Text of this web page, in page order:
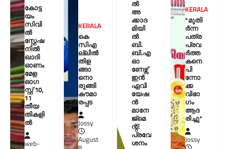
കോട്ട
യം
സിവി
ൽ
സ്റ്റേഷ
നിൽ
ഖാദി
ഓണം
മേള
ഓഗ
സ്റ്റ് 10,
11
തീയ
തികളി
ല്‍
web-
KERALA
കെ
സിഎ
ല്ലിൽ
തിള
ങ്ങാ
നൊ
രുങ്ങി
കൗമാ
രപ്പട
Jossy
August
ൽ
അ
ക്കാദ
മിയി
ൽ
ബി.
ബി.എ
ഓ
ണേഴ്സ്
ഇൻ
ഏവി
യേഷ
ൻ
മാനേ
ജ്മെ
ന്റ്:
പ്രവേ
ശനം
KERALA
*മുതി
ർന്ന
പത്ര
പ്രവ
ർത്ത
കനെ
പി
ന്നോ
ക്ക
വിഭാ
ഗം
ആദ
രിച്ചു*
Jossy